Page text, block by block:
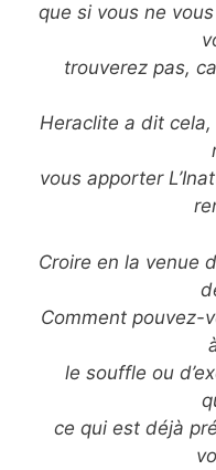
que si vous ne
trouverez pas,
Heraclite a dit
vous apporter
Croire en la venue
Comment pouvez-
le souffle ou
ce qui est déjà